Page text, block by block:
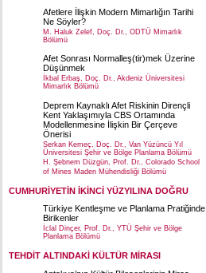
Afetlere İlişkin Modern Mimarlığın Tarihi
Ne Söyler?
M. Haluk Zelef, Doç. Dr., ODTÜ Mimarlık
Bölümü
Afet Sonrası Normalleş(tir)mek Üzerine
Düşünmek
İkbal Erbaş, Doç. Dr., Akdeniz Üniversitesi
Mimarlık Bölümü
Deprem Kaynaklı Afet Riskinin Dirençli
Kent Yaklaşımıyla CBS Ortamında
Modellenmesine İlişkin Bir Çerçeve
Önerisi
Serkan Kemeç, Doç. Dr., Van Yüzüncü Yıl
Üniversitesi Şehir ve Bölge Planlama Bölümü
H. Şebnem Düzgün, Prof. Dr., Colorado School
of Mines Maden Mühendisliği Bölümü
CUMHURİYETİN İKİNCİ YÜZYILINA DOĞRU
Türkiye Kentleşme ve Planlama Pratiğinde
Birikenler
İclal Dinçer, Prof. Dr., YTÜ Şehir ve Bölge
Planlama Bölümü
TEHDİT ALTINDAKİ KÜLTÜR MİRASI